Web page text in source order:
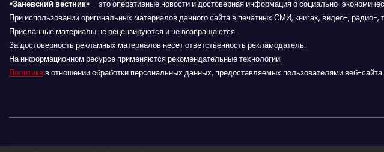
я
п
о
з
«Заневский вестник» – это оперативные новости и достоверная информация о социально-
При использовании оригинальных материалов данного сайта в печатных СМИ, книгах, видео-,
Присланные материалы не рецензируются и не возвращаются.
За достоверность рекламных материалов несет ответственность рекламодатель.
На информационном ресурсе применяются рекомендательные технологии.
Политикав отношении обработки персональных данных, предоставляемых пользователями веб-сайта